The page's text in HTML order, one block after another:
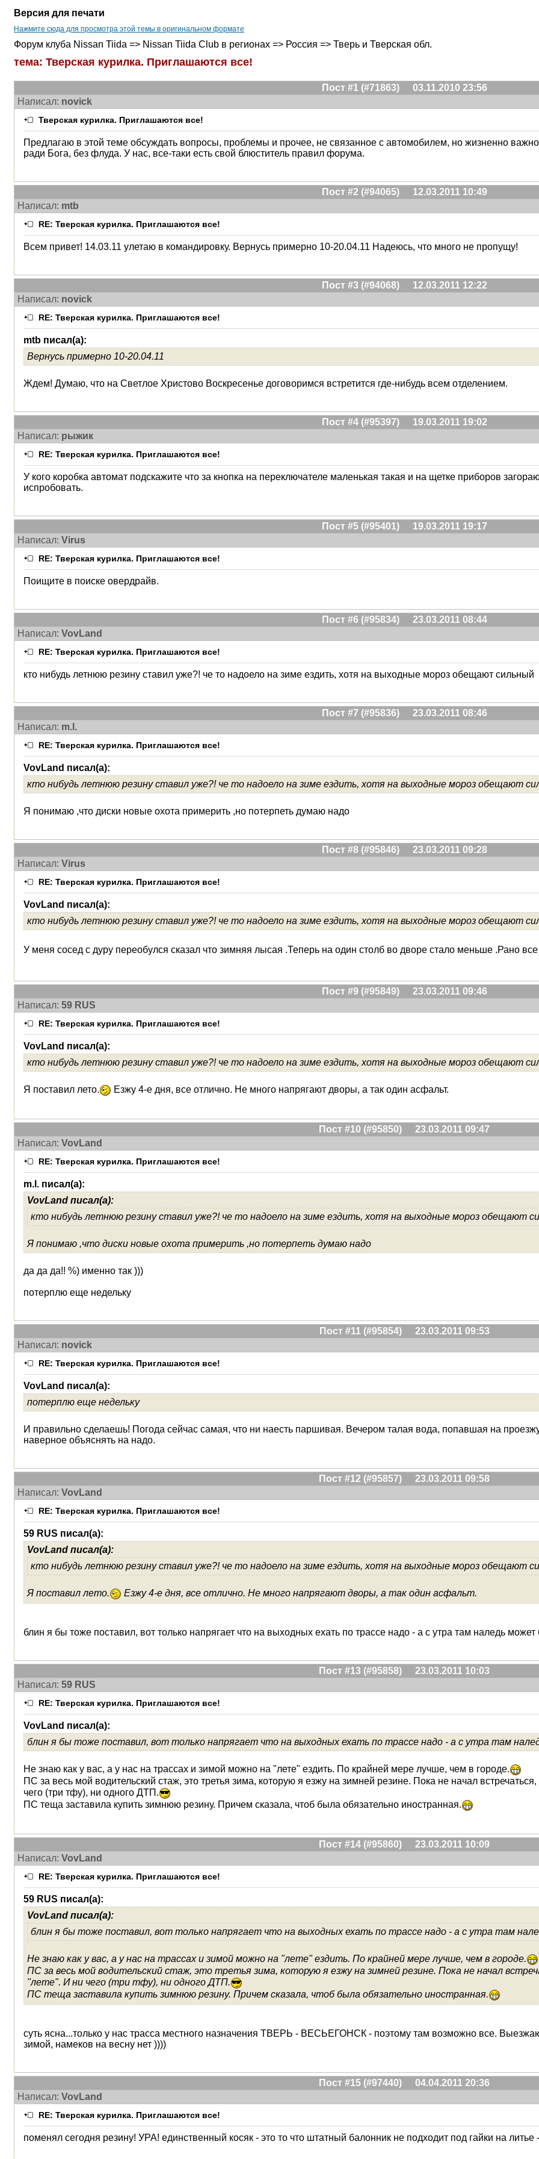
Версия для печати
Нажмите сюда для просмотра этой темы в оригинальном формате
Форум клуба Nissan Tiida => Nissan Tiida Club в регионах => Россия => Тверь и Тверская обл.
тема: Тверская курилка. Приглашаются все!
Пост #1 (#71863)
03.11.2010 23:56
Написал: novick
Тверская курилка. Приглашаются все!
Предлагаю в этой теме обсуждать вопросы, проблемы и прочее, не связанное с автомобилем, но жизненно
ради Бога, без флуда. У нас, все-таки есть свой блюститель правил форума.
Пост #2 (#94065)
12.03.2011 10:49
Написал: mtb
RE: Тверская курилка. Приглашаются все!
Всем привет! 14.03.11 улетаю в командировку. Вернусь примерно 10-20.04.11 Надеюсь, что много не пропущу!
Пост #3 (#94068)
12.03.2011 12:22
Написал: novick
RE: Тверская курилка. Приглашаются все!
mtb писал(а):
Вернусь примерно 10-20.04.11
Ждем! Думаю, что на Светлое Христово Воскресенье договоримся встретится где-нибудь всем отделением.
Пост #4 (#95397)
19.03.2011 19:02
Написал: рыжик
RE: Тверская курилка. Приглашаются все!
У кого коробка автомат подскажите что за кнопка на переключателе маленькая такая и на щетке приборов
испробовать.
Пост #5 (#95401)
19.03.2011 19:17
Написал: Virus
RE: Тверская курилка. Приглашаются все!
Поищите в поиске овердрайв.
Пост #6 (#95834)
23.03.2011 08:44
Написал: VovLand
RE: Тверская курилка. Приглашаются все!
кто нибудь летнюю резину ставил уже?! че то надоело на зиме ездить, хотя на выходные мороз обещают сильный
Пост #7 (#95836)
23.03.2011 08:46
Написал: m.l.
RE: Тверская курилка. Приглашаются все!
VovLand писал(а):
кто нибудь летнюю резину ставил уже?! че то надоело на зиме ездить, хотя на выходные мороз обещают
Я понимаю ,что диски новые охота примерить ,но потерпеть думаю надо
Пост #8 (#95846)
23.03.2011 09:28
Написал: Virus
RE: Тверская курилка. Приглашаются все!
VovLand писал(а):
кто нибудь летнюю резину ставил уже?! че то надоело на зиме ездить, хотя на выходные мороз обещают
У меня сосед с дуру переобулся сказал что зимняя лысая .Теперь на один столб во дворе стало меньше .Рано
Пост #9 (#95849)
23.03.2011 09:46
Написал: 59 RUS
RE: Тверская курилка. Приглашаются все!
VovLand писал(а):
кто нибудь летнюю резину ставил уже?! че то надоело на зиме ездить, хотя на выходные мороз обещают
Я поставил лето. Езжу 4-е дня, все отлично. Не много напрягают дворы, а так один асфальт.
Пост #10 (#95850)
23.03.2011 09:47
Написал: VovLand
RE: Тверская курилка. Приглашаются все!
m.l. писал(а):
VovLand писал(а):
кто нибудь летнюю резину ставил уже?! че то надоело на зиме ездить, хотя на выходные мороз обещают
Я понимаю ,что диски новые охота примерить ,но потерпеть думаю надо
да да да!! %) именно так )))
потерплю еще недельку
Пост #11 (#95854)
23.03.2011 09:53
Написал: novick
RE: Тверская курилка. Приглашаются все!
VovLand писал(а):
потерплю еще недельку
И правильно сделаешь! Погода сейчас самая, что ни наесть паршивая. Вечером талая вода, попавшая на
наверное объяснять на надо.
Пост #12 (#95857)
23.03.2011 09:58
Написал: VovLand
RE: Тверская курилка. Приглашаются все!
59 RUS писал(а):
VovLand писал(а):
кто нибудь летнюю резину ставил уже?! че то надоело на зиме ездить, хотя на выходные мороз обещают
Я поставил лето. Езжу 4-е дня, все отлично. Не много напрягают дворы, а так один асфальт.
блин я бы тоже поставил, вот только напрягает что на выходных ехать по трассе надо - а с утра там наледь может
Пост #13 (#95858)
23.03.2011 10:03
Написал: 59 RUS
RE: Тверская курилка. Приглашаются все!
VovLand писал(а):
блин я бы тоже поставил, вот только напрягает что на выходных ехать по трассе надо - а с утра там
Не знаю как у вас, а у нас на трассах и зимой можно на "лете" ездить. По крайней мере лучше, чем в городе.
ПС за весь мой водительский стаж, это третья зима, которую я езжу на зимней резине. Пока не начал
чего (три тфу), ни одного ДТП.
ПС теща заставила купить зимнюю резину. Причем сказала, чтоб была обязательно иностранная.
Пост #14 (#95860)
23.03.2011 10:09
Написал: VovLand
RE: Тверская курилка. Приглашаются все!
59 RUS писал(а):
VovLand писал(а):
блин я бы тоже поставил, вот только напрягает что на выходных ехать по трассе надо - а с утра там
Не знаю как у вас, а у нас на трассах и зимой можно на "лете" ездить. По крайней мере лучше, чем в городе.
ПС за весь мой водительский стаж, это третья зима, которую я езжу на зимней резине. Пока не начал
"лете". И ни чего (три тфу), ни одного ДТП.
ПС теща заставила купить зимнюю резину. Причем сказала, чтоб была обязательно иностранная.
суть ясна...только у нас трасса местного назначения ТВЕРЬ - ВЕСЬЕГОНСК - поэтому там возможно все.
зимой, намеков на весну нет ))))
Пост #15 (#97440)
04.04.2011 20:36
Написал: VovLand
RE: Тверская курилка. Приглашаются все!
поменял сегодня резину! УРА! единственный косяк - это то что штатный балонник не подходит под гайки на литье